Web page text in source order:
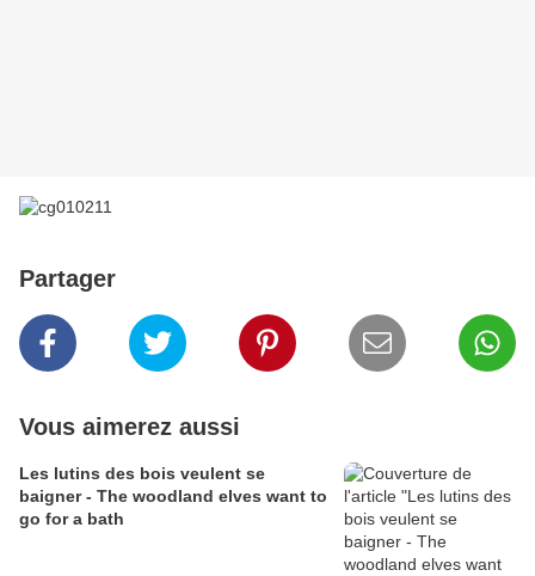
Partager
Vous aimerez aussi
Les lutins des bois veulent se
baigner - The woodland elves want to
go for a bath